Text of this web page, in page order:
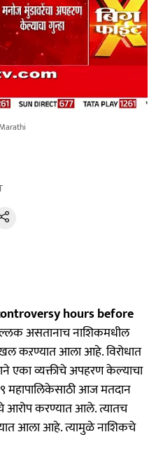
hours before
असतानाच नाशिकमधील
कऱण्यात आला आहे. विरोधात
एका व्यक्तीचे अपहरण केल्याचा
महापालिकेसाठी आज मतदान
आरोप करण्यात आले. त्यातच
आला आहे. त्यामुळे नाशिकचे